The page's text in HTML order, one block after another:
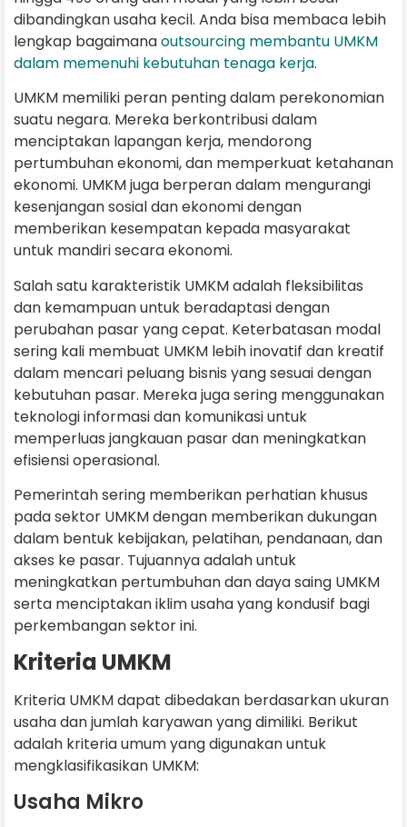
dibandingkan usaha kecil. Anda bisa membaca lebih
lengkap bagaimanaoutsourcing membantu UMKM
dalam memenuhi kebutuhan tenaga kerja.
UMKM memiliki peran penting dalam perekonomian
suatu negara. Mereka berkontribusi dalam
menciptakan lapangan kerja, mendorong
pertumbuhan ekonomi, dan memperkuat ketahanan
ekonomi. UMKM juga berperan dalam mengurangi
kesenjangan sosial dan ekonomi dengan
memberikan kesempatan kepada masyarakat
untuk mandiri secara ekonomi.
Salah satu karakteristik UMKM adalah fleksibilitas
dan kemampuan untuk beradaptasi dengan
perubahan pasar yang cepat. Keterbatasan modal
sering kali membuat UMKM lebih inovatif dan kreatif
dalam mencari peluang bisnis yang sesuai dengan
kebutuhan pasar. Mereka juga sering menggunakan
teknologi informasi dan komunikasi untuk
memperluas jangkauan pasar dan meningkatkan
efisiensi operasional.
Pemerintah sering memberikan perhatian khusus
pada sektor UMKM dengan memberikan dukungan
dalam bentuk kebijakan, pelatihan, pendanaan, dan
akses ke pasar. Tujuannya adalah untuk
meningkatkan pertumbuhan dan daya saing UMKM
serta menciptakan iklim usaha yang kondusif bagi
perkembangan sektor ini.
Kriteria UMKM
Kriteria UMKM dapat dibedakan berdasarkan ukuran
usaha dan jumlah karyawan yang dimiliki. Berikut
adalah kriteria umum yang digunakan untuk
mengklasifikasikan UMKM:
Usaha Mikro